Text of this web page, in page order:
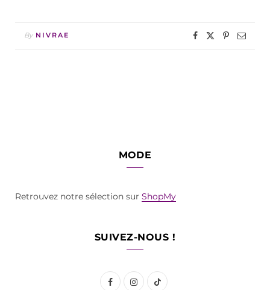
By NIVRAE
MODE
Retrouvez notre sélection sur ShopMy
SUIVEZ-NOUS !
F
I
T